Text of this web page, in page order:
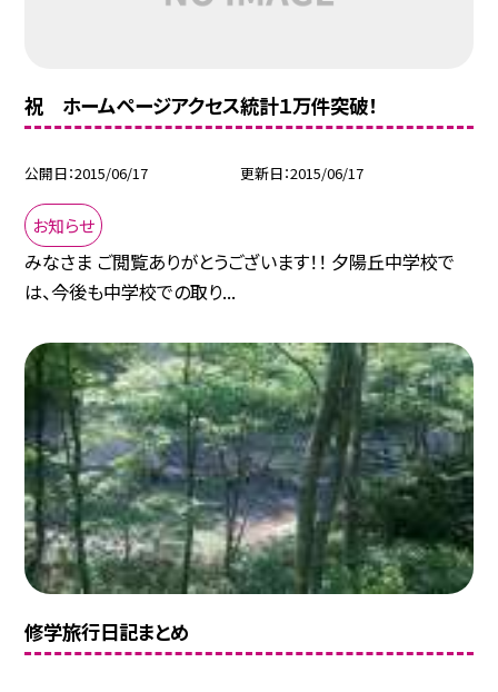
祝 ホームページアクセス統計１万件突破！
公開日 2015/06/17 更新日 2015/06/17
お知らせ
みなさま ご閲覧ありがとうございます！！ 夕陽丘中学校で
は、今後も中学校での取り...
修学旅行日記まとめ